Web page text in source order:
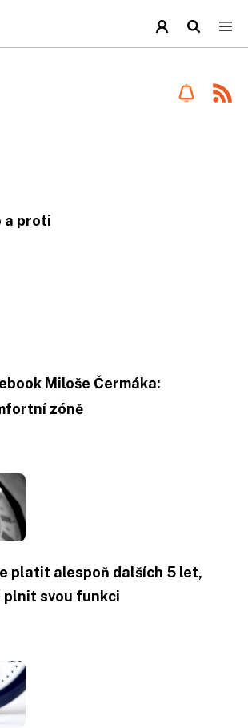
a proti
Miloše Čermáka:
zóně
platit alespoň dalších 5 let,
plnit svou funkci